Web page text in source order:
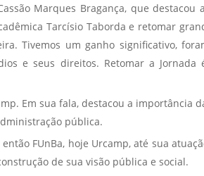
Marques Bragança, que destacou
Tarcísio Taborda e retomar
Tivemos um ganho significativo,
e seus direitos. Retomar a
Em sua fala, destacou a importância
pública.
FUnBa, hoje Urcamp, até sua
de sua visão pública e social.